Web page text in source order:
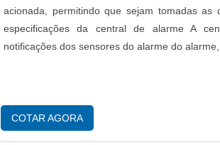
acionada, permitindo que sejam tomadas as
especificações da central de alarme A
notificações dos sensores do alarme do alarme,
COTAR AGORA